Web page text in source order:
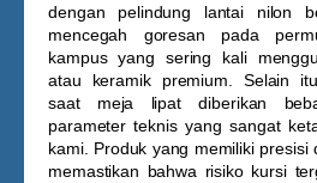
dengan pelindung lantai nilon
mencegah goresan pada
kampus yang sering kali
atau keramik premium. Selain
saat meja lipat diberikan
parameter teknis yang sangat
kami. Produk yang memiliki presisi
memastikan bahwa risiko kursi